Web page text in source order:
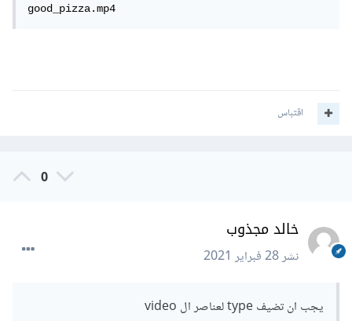
good_pizza.mp4
اقتباس
0
خالد مجذوب
نشر28 فبراير 2021
يجب ان تضيف type لعناصر ال video